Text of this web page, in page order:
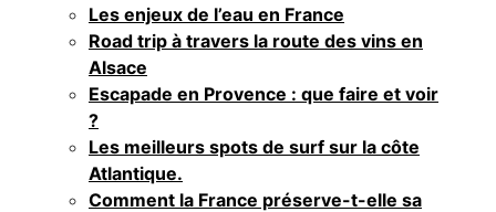
Les enjeux de l’eau en France
Road trip à travers la route des vins en
Alsace
Escapade en Provence : que faire et voir
?
Les meilleurs spots de surf sur la côte
Atlantique.
Comment la France préserve-t-elle sa